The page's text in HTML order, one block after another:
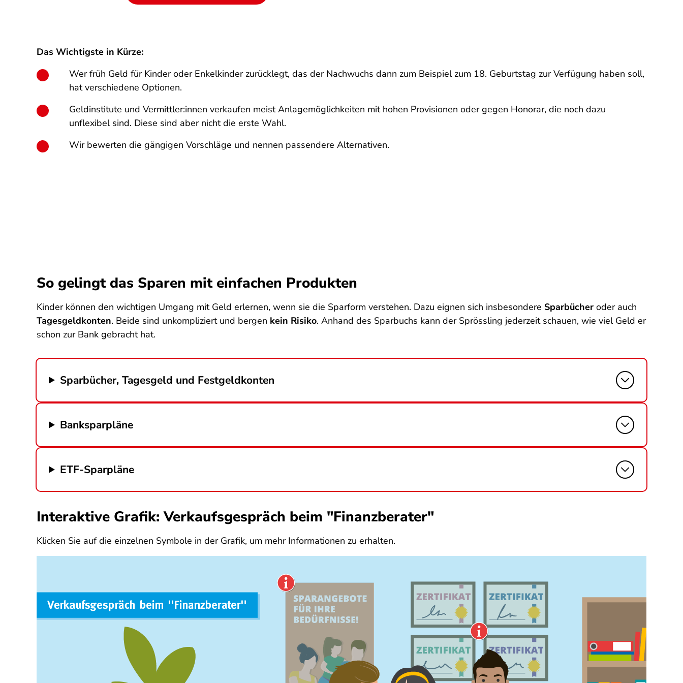
Das Wichtigste in Kürze:
Wer früh Geld für Kinder oder Enkelkinder zurücklegt, das der Nachwuchs dann zum Beispiel zum 18. Geburtstag zur Verfügung haben soll,
hat verschiedene Optionen.
Geldinstitute und Vermittler:innen verkaufen meist Anlagemöglichkeiten mit hohen Provisionen oder gegen Honorar, die noch dazu
unflexibel sind. Diese sind aber nicht die erste Wahl.
Wir bewerten die gängigen Vorschläge und nennen passendere Alternativen.
So gelingt das Sparen mit einfachen Produkten
Kinder können den wichtigen Umgang mit Geld erlernen, wenn sie die Sparform verstehen. Dazu eignen sich insbesondere Sparbücher oder auch
Tagesgeldkonten. Beide sind unkompliziert und bergen kein Risiko. Anhand des Sparbuchs kann der Sprössling jederzeit schauen, wie viel Geld er
schon zur Bank gebracht hat.
Sparbücher, Tagesgeld und Festgeldkonten
Banksparpläne
ETF-Sparpläne
Interaktive Grafik: Verkaufsgespräch beim "Finanzberater"
Klicken Sie auf die einzelnen Symbole in der Grafik, um mehr Informationen zu erhalten.